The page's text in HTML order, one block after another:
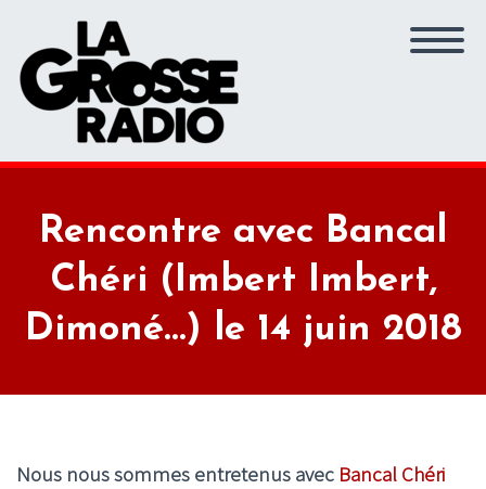
Rencontre avec Bancal
Chéri (Imbert Imbert,
Dimoné…) le 14 juin 2018
Nous nous sommes entretenus avec Bancal Chéri